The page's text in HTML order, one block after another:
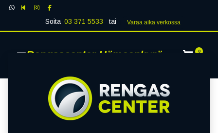
Soita 03 371 5533 tai Varaa aika verk​​​​ossa
Rengascenter Hämeenkyrö 0